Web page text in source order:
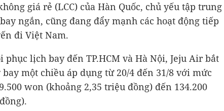
giá rẻ (LCC) của Hàn Quốc, chủ yếu tập trung
ngắn, cũng đang đẩy mạnh các hoạt động tiếp
đi Việt Nam.
lịch bay đến TP.HCM và Hà Nội, Jeju Air bắt
một chiều áp dụng từ 20/4 đến 31/8 với mức
won (khoảng 2,35 triệu đồng) đến 134.200